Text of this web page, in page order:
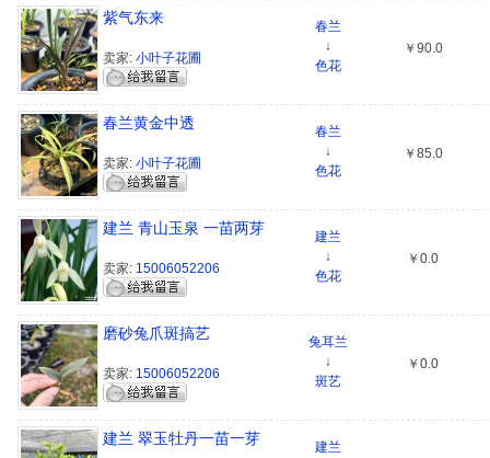
紫气东来
卖家: 小叶子花圃
春兰
↓
色花
￥90.0
春兰黄金中透
卖家: 小叶子花圃
春兰
↓
色花
￥85.0
建兰 青山玉泉 一苗两芽
卖家: 15006052206
建兰
↓
色花
￥0.0
磨砂兔爪斑搞艺
卖家: 15006052206
兔耳兰
↓
斑艺
￥0.0
建兰 翠玉牡丹一苗一芽
建兰